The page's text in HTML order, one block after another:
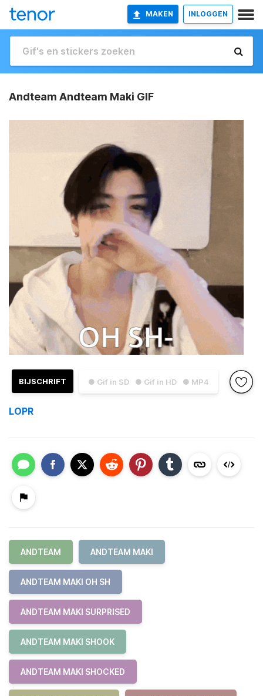
MAKEN INLOGGEN
Andteam Andteam Maki GIF
● Gif in SD ● Gif in HD ● MP4
BIJSCHRIFT
LOPR
ANDTEAM ANDTEAM MAKI
ANDTEAM MAKI OH SH
ANDTEAM MAKI SURPRISED
ANDTEAM MAKI SHOOK
ANDTEAM MAKI SHOCKED